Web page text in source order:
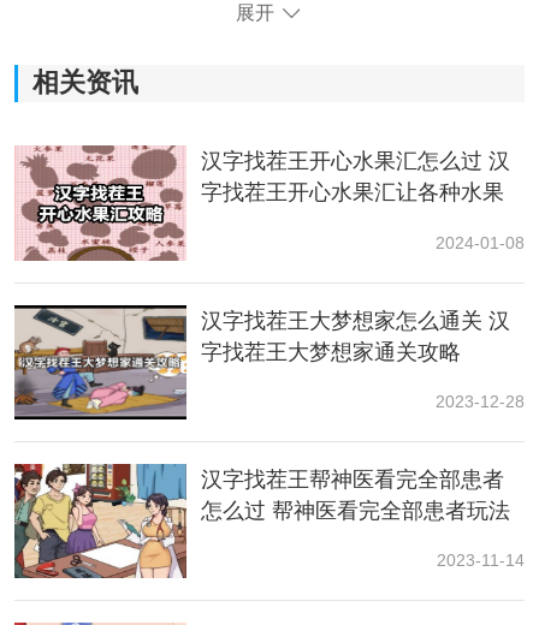
汉字找茬王录像带攻略
1、开局我们被带到了一个陌生的地方这里的一切看起来
都是那么的让人感到不舒服;
2、头好疼，这是哪里?你好像忘记了些什么!首先，你可
以在纸箱里找到【老式胶卷】、【
【自己的照片】、【锁住的房门】、【封上的窗户】;
展开
相关资讯
汉字找茬王开心水果汇怎么过 汉
字找茬王开心水果汇让各种水果
2024-01-08
汉字找茬王大梦想家怎么通关 汉
字找茬王大梦想家通关攻略
2023-12-28
汉字找茬王帮神医看完全部患者
怎么过 帮神医看完全部患者玩法
2023-11-14